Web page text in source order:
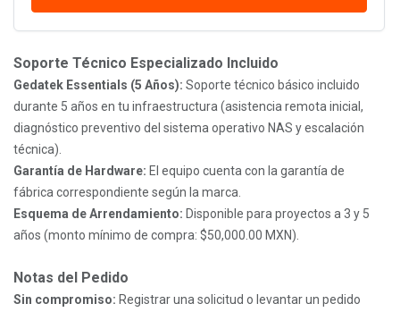
Soporte Técnico Especializado Incluido
Gedatek Essentials (5 Años): Soporte técnico básico incluido
durante 5 años en tu infraestructura (asistencia remota inicial,
diagnóstico preventivo del sistema operativo NAS y escalación
técnica).
Garantía de Hardware: El equipo cuenta con la garantía de
fábrica correspondiente según la marca.
Esquema de Arrendamiento: Disponible para proyectos a 3 y 5
años (monto mínimo de compra: $50,000.00 MXN).
Notas del Pedido
Sin compromiso: Registrar una solicitud o levantar un pedido